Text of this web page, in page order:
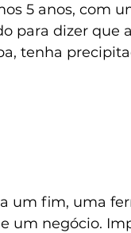
5 anos, com
para dizer que
tenha
um fim, uma
um negócio.